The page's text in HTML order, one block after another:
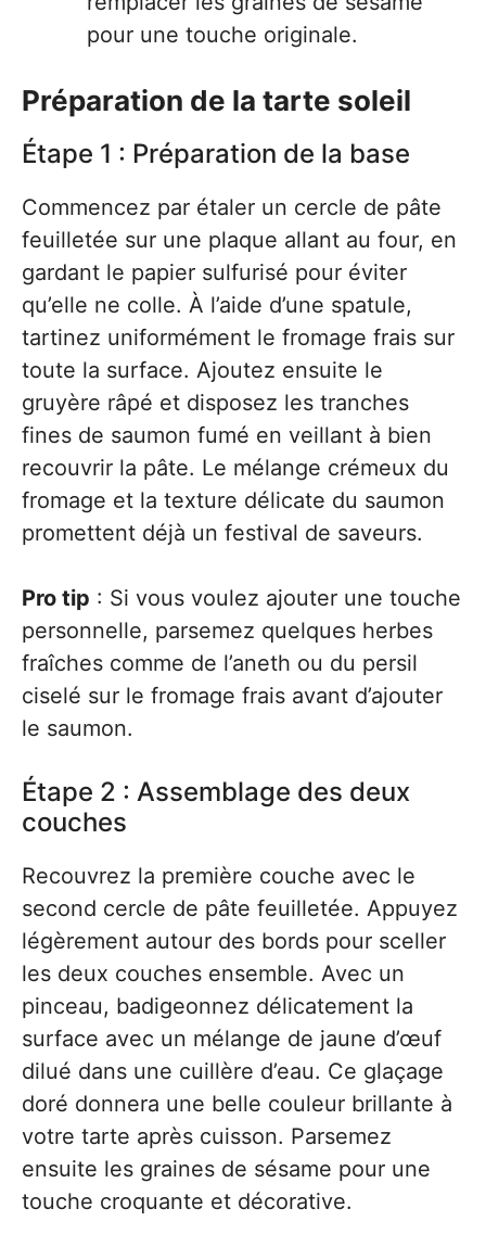
pour une touche originale.
Préparation de la tarte soleil
Étape 1 : Préparation de la base
Commencez par étaler un cercle de pâte
feuilletée sur une plaque allant au four, en
gardant le papier sulfurisé pour éviter
qu’elle ne colle. À l’aide d’une spatule,
tartinez uniformément le fromage frais sur
toute la surface. Ajoutez ensuite le
gruyère râpé et disposez les tranches
fines de saumon fumé en veillant à bien
recouvrir la pâte. Le mélange crémeux du
fromage et la texture délicate du saumon
promettent déjà un festival de saveurs.
Pro tip : Si vous voulez ajouter une touche
personnelle, parsemez quelques herbes
fraîches comme de l’aneth ou du persil
ciselé sur le fromage frais avant d’ajouter
le saumon.
Étape 2 : Assemblage des deux
couches
Recouvrez la première couche avec le
second cercle de pâte feuilletée. Appuyez
légèrement autour des bords pour sceller
les deux couches ensemble. Avec un
pinceau, badigeonnez délicatement la
surface avec un mélange de jaune d’œuf
dilué dans une cuillère d’eau. Ce glaçage
doré donnera une belle couleur brillante à
votre tarte après cuisson. Parsemez
ensuite les graines de sésame pour une
touche croquante et décorative.